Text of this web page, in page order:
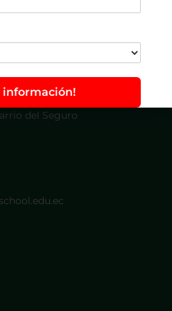
502 y San
del Seguro
información!